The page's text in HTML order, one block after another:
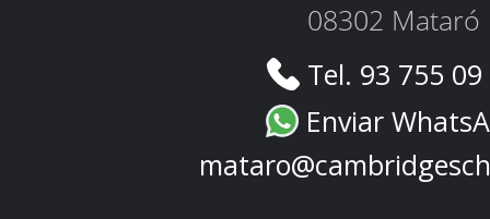
08302 Mataró
Tel. 93 755
Enviar